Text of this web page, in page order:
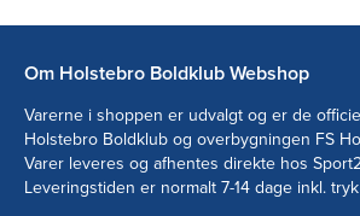
Om Holstebro Boldklub Webshop
Varerne i shoppen er udvalgt og er de
Holstebro Boldklub og overbygningen FS
Varer leveres og afhentes direkte hos
Leveringstiden er normalt 7-14 dage inkl.